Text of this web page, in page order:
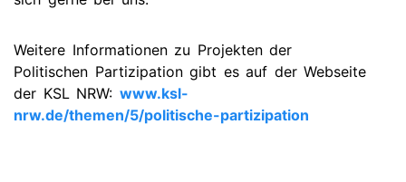
Weitere Informationen zu Projekten der
Politischen Partizipation gibt es auf der Webseite
der KSL NRW: www.ksl-
nrw.de/themen/5/politische-partizipation